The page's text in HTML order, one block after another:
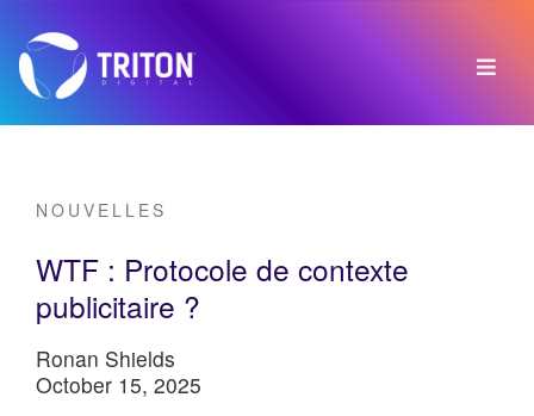
NOUVELLES
WTF : Protocole de contexte
publicitaire ?
Ronan Shields
October 15, 2025